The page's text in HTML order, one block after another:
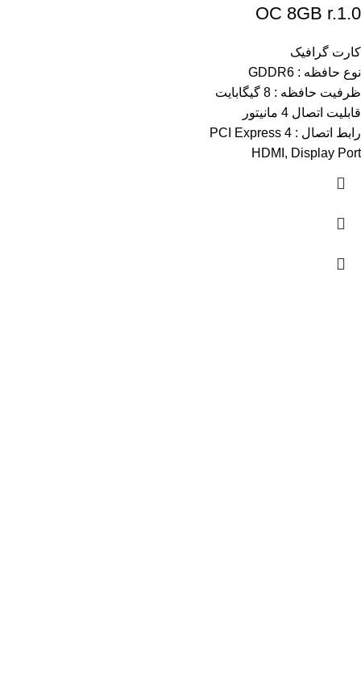
OC 8GB r.1.0
کارت گرافیک
نوع حافظه : GDDR6
ظرفیت حافظه : 8 گیگابایت
قابلیت اتصال 4 مانیتور
رابط اتصال : PCI Express 4
HDMI, Display Port